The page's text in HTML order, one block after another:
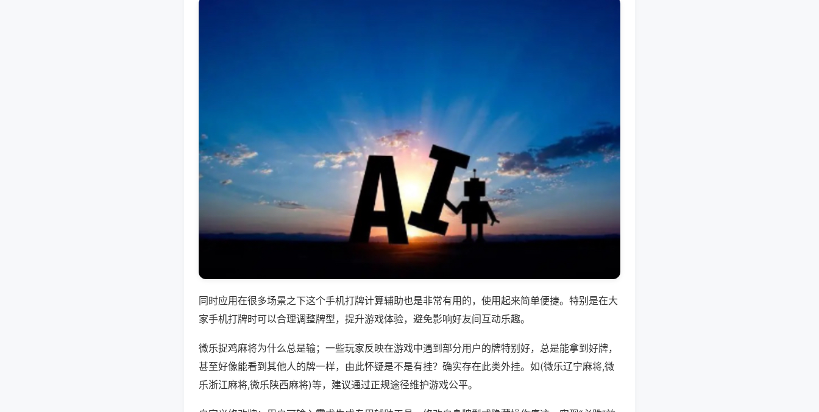
同时应用在很多场景之下这个手机打牌计算辅助也是非常有用的，使用起来简单便捷。特别是在大
家手机打牌时可以合理调整牌型，提升游戏体验，避免影响好友间互动乐趣。
微乐捉鸡麻将为什么总是输；一些玩家反映在游戏中遇到部分用户的牌特别好，总是能拿到好牌，
甚至好像能看到其他人的牌一样，由此怀疑是不是有挂？确实存在此类外挂。如(微乐辽宁麻将,微
乐浙江麻将,微乐陕西麻将)等，建议通过正规途径维护游戏公平。